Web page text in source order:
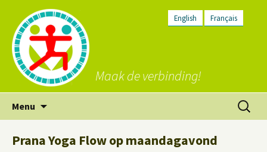
English Français
Maak de verbinding!
Menu
inhoud
Zoeken
naar:
Prana Yoga Flow op maandagavond